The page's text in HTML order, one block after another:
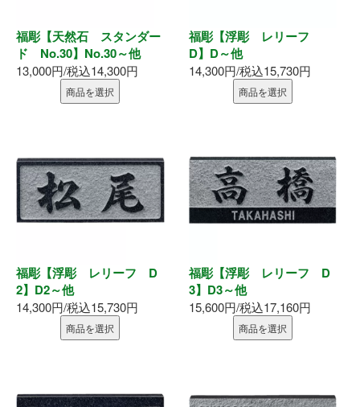
お問い合わせ
福彫【天然石 スタンダー
ド No.30】No.30～他
13,000円/税込14,300円
商品を選択
福彫【浮彫 レリーフ
D】D～他
14,300円/税込15,730円
商品を選択
福彫【浮彫 レリーフ D
2】D2～他
14,300円/税込15,730円
商品を選択
福彫【浮彫 レリーフ D
3】D3～他
15,600円/税込17,160円
商品を選択